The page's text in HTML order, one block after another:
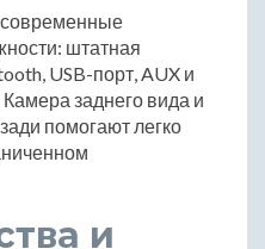
современные
штатная
USB-порт, AUX и
заднего вида и
помогают легко
и